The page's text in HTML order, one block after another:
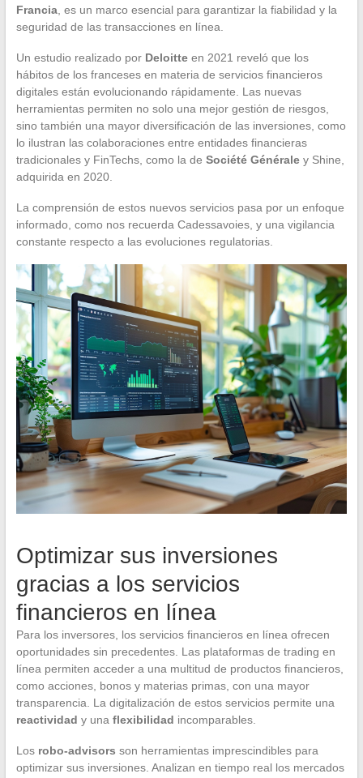
Francia, es un marco esencial para garantizar la fiabilidad y la
seguridad de las transacciones en línea.
Un estudio realizado por Deloitteen 2021 reveló que los
hábitos de los franceses en materia de servicios financieros
digitales están evolucionando rápidamente. Las nuevas
herramientas permiten no solo una mejor gestión de riesgos,
sino también una mayor diversificación de las inversiones, como
lo ilustran las colaboraciones entre entidades financieras
tradicionales y FinTechs, como la de Société Généraley Shine,
adquirida en 2020.
La comprensión de estos nuevos servicios pasa por un enfoque
informado, como nos recuerda Cadessavoies, y una vigilancia
constante respecto a las evoluciones regulatorias.
Optimizar sus inversiones
gracias a los servicios
financieros en línea
Para los inversores, los servicios financieros en línea ofrecen
oportunidades sin precedentes. Las plataformas de trading en
línea permiten acceder a una multitud de productos financieros,
como acciones, bonos y materias primas, con una mayor
transparencia. La digitalización de estos servicios permite una
reactividad y una flexibilidad incomparables.
Los robo-advisors son herramientas imprescindibles para
optimizar sus inversiones. Analizan en tiempo real los mercados